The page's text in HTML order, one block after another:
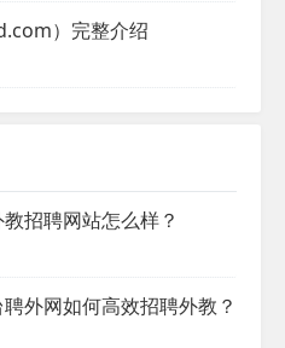
）完整介绍
招聘网站怎么样？
外网如何高效招聘外教？